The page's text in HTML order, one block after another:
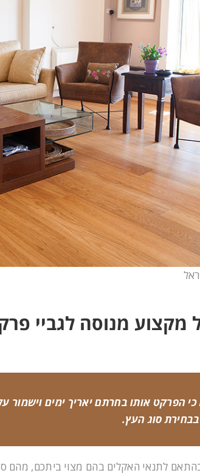
מקצוע מנוסה לגביי
הפרקט אותו בחרתם יאריך ימים וישמור
סוג העץ.
בהתאם לתנאי האקלים בהם מצוי ביתכם, מהם